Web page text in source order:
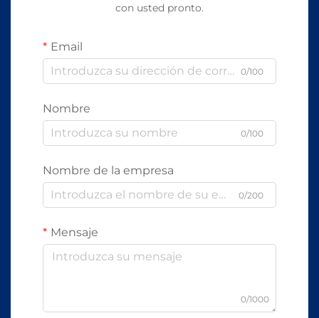
con usted pronto.
Email
0/100
Nombre
0/100
Nombre de la empresa
0/200
Mensaje
0/1000